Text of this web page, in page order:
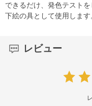
できるだけ、発色テスト
下絵の具として使用します
レビュー